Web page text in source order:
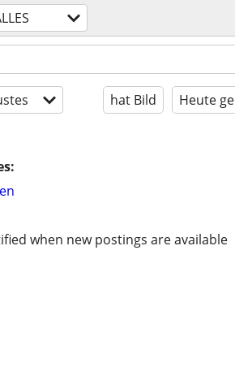
hat Bild Heute
when new postings are available